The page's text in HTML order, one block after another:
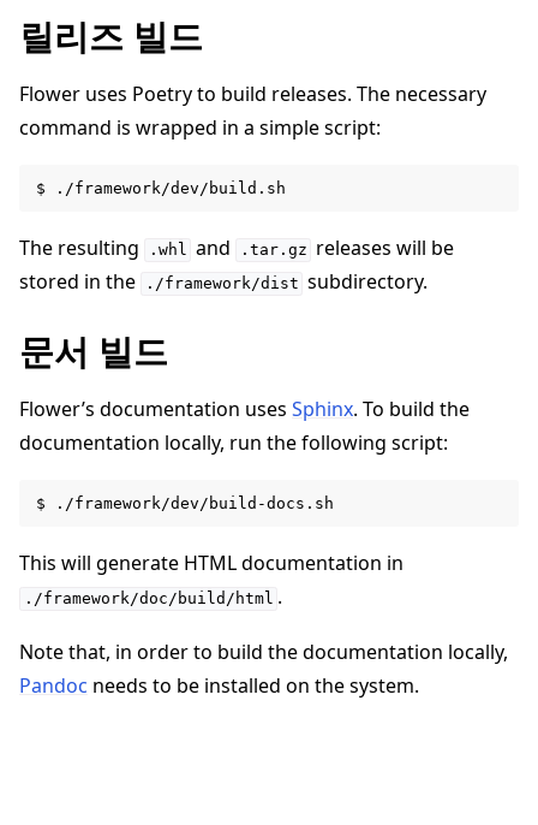
릴리즈 빌드
Flower uses Poetry to build releases. The necessary
command is wrapped in a simple script:
The resulting .whl and .tar.gz releases will be
stored in the
./framework/dist subdirectory.
문서 빌드
Flower’s documentation uses Sphinx. To build the
documentation locally, run the following script:
This will generate HTML documentation in
./framework/doc/build/html .
Note that, in order to build the documentation locally,
Pandoc needs to be installed on the system.